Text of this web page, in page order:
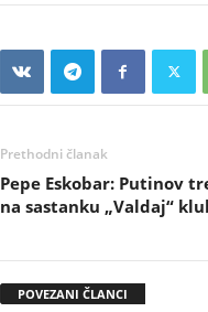
Prethodni članak
Pepe Eskobar: Putinov
na sastanku „Valdaj“
POVEZANI ČLANCI